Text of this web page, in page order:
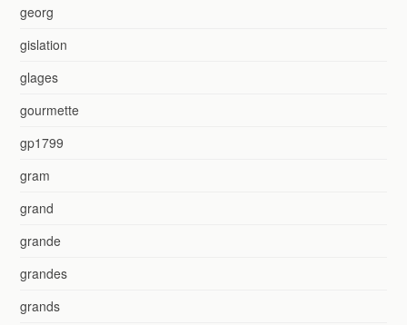
georg
gislation
glages
gourmette
gp1799
gram
grand
grande
grandes
grands